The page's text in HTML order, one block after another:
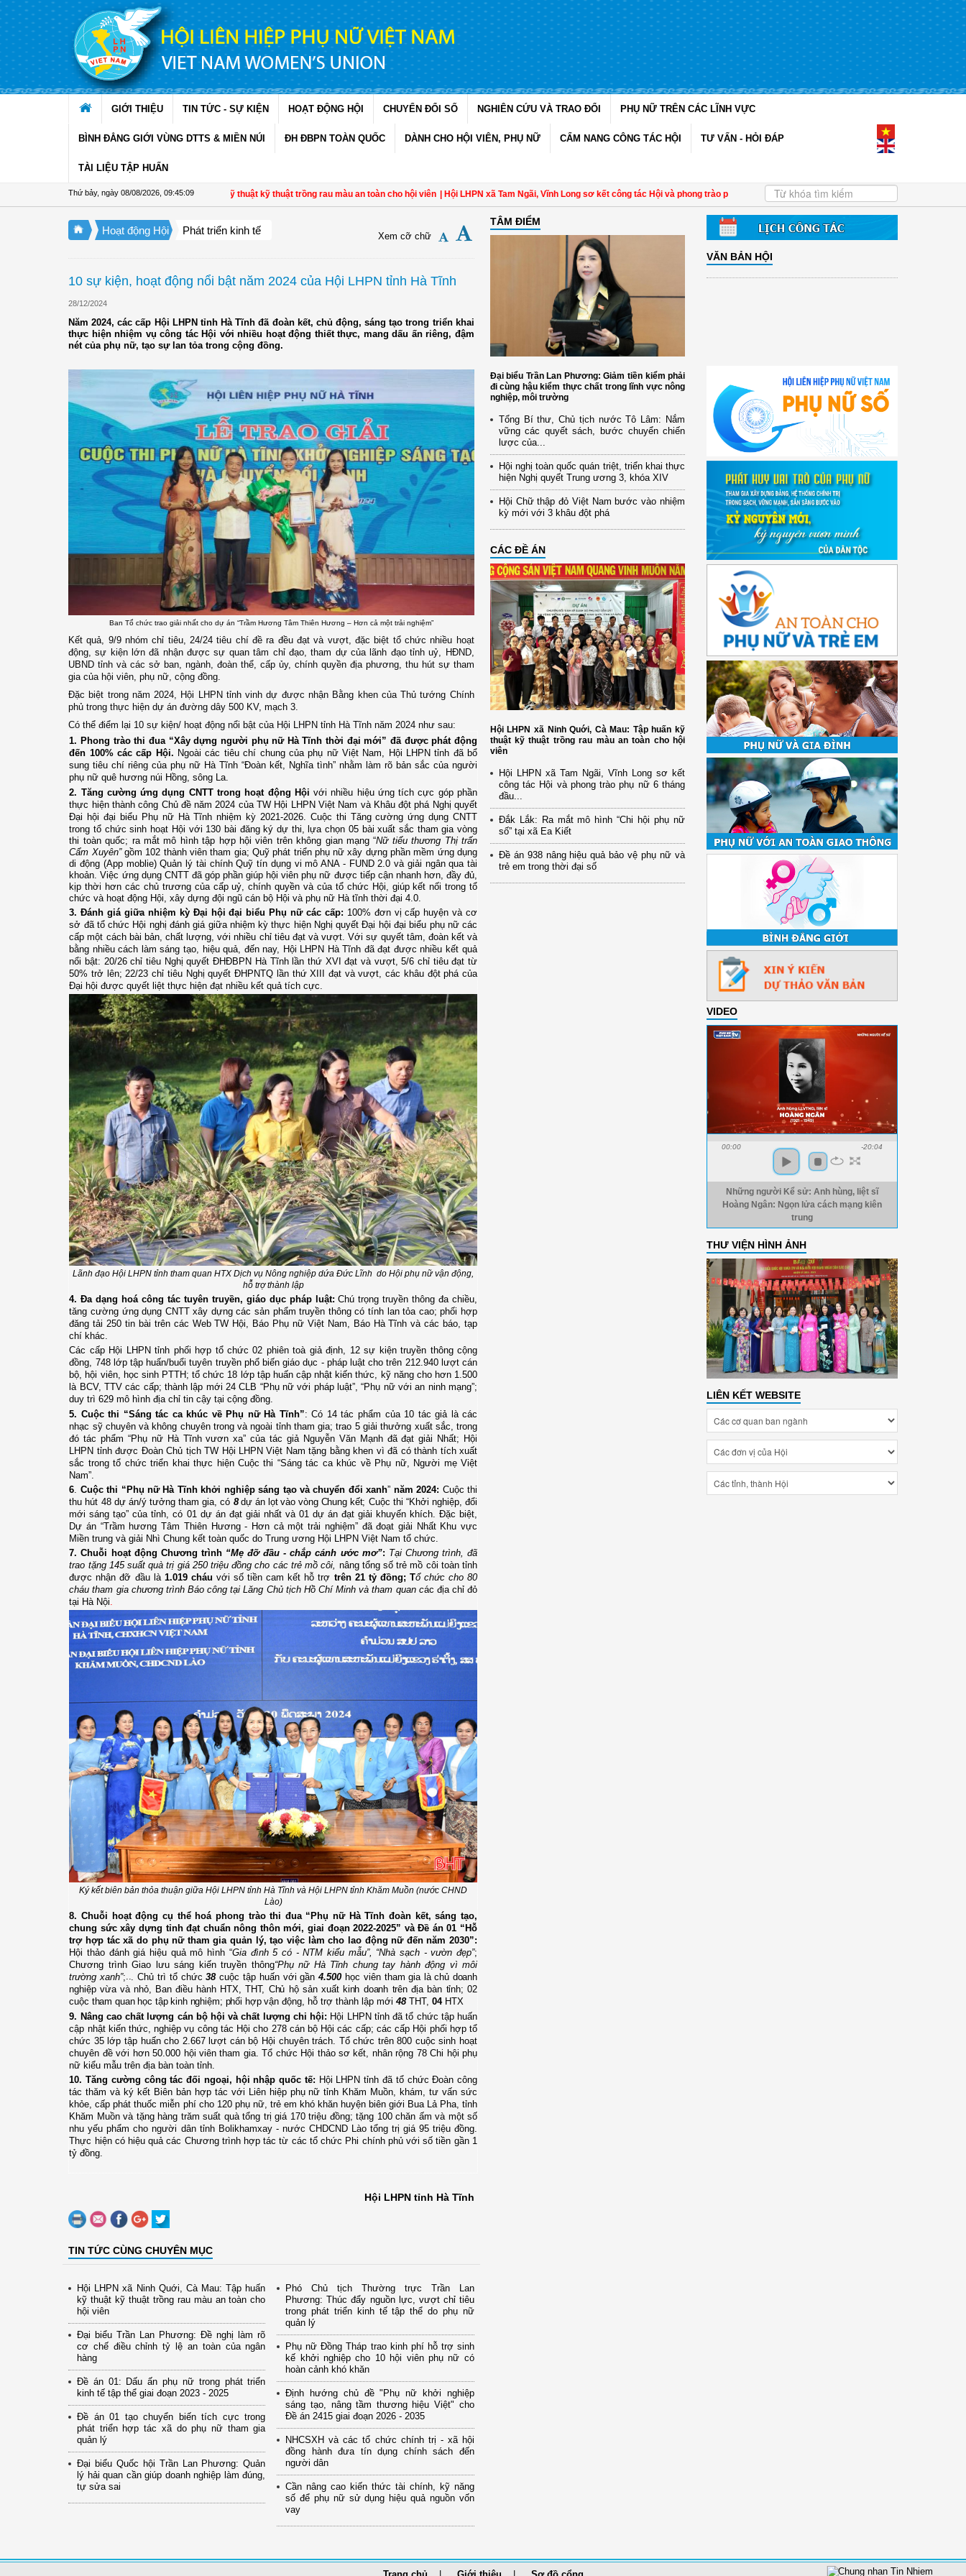
Truy cập nội dung luôn
GIỚI THIỆU TIN TỨC - SỰ KIỆN HOẠT ĐỘNG HỘI CHUYỂN ĐỔI SỐ NGHIÊN CỨU VÀ TRAO ĐỔI PHỤ NỮ TRÊN CÁC LĨNH VỰC
BÌNH ĐẲNG GIỚI VÙNG DTTS & MIỀN NÚI ĐH ĐBPN TOÀN QUỐC DÀNH CHO HỘI VIÊN, PHỤ NỮ CẨM NANG CÔNG TÁC HỘI TƯ VẤN - HỎI ĐÁP
TÀI LIỆU TẬP HUẤN
Thứ bảy, ngày 08/08/2026 09:45:10
Hội LHPN xã Ninh Quới, Cà Mau: Tập huấn kỹ thuật kỹ thuật trồng rau màu an toàn cho hội viên | Hội LHPN xã Tam Ngãi, Vĩnh Long sơ kết công tác Hội và phong trào phụ nữ 6 tháng đầu năm 2026 | Đề án 938 nâng hiệu quả bảo vệ
Hoạt động Hội Phát triển kinh tế Xem cỡ chữ
10 sự kiện, hoạt động nổi bật năm 2024 của Hội LHPN tỉnh Hà Tĩnh
28/12/2024
Năm 2024, các cấp Hội LHPN tỉnh Hà Tĩnh đã đoàn kết, chủ động, sáng tạo trong triển khai
thực hiện nhiệm vụ công tác Hội với nhiều hoạt động thiết thực, mang dấu ấn riêng, đậm
nét của phụ nữ, tạo sự lan tỏa trong cộng đồng.
Ban Tổ chức trao giải nhất cho dự án “Trầm Hương Tâm Thiên Hương – Hơn cả một trải nghiệm”
Kết quả, 9/9 nhóm chỉ tiêu, 24/24 tiêu chí đề ra đều đạt và vượt, đặc biệt tổ chức nhiều hoạt
động, sự kiện lớn đã nhận được sự quan tâm chỉ đạo, tham dự của lãnh đạo tỉnh uỷ, HĐND,
UBND tỉnh và các sở ban, ngành, đoàn thể, cấp ủy, chính quyền địa phương, thu hút sự tham
gia của hội viên, phụ nữ, cộng đồng.
Đặc biệt trong năm 2024, Hội LHPN tỉnh vinh dự được nhận Bằng khen của Thủ tướng Chính
phủ trong thực hiện dự án đường dây 500 KV, mạch 3.
Có thể điểm lại 10 sự kiện/ hoạt động nổi bật của Hội LHPN tỉnh Hà Tĩnh năm 2024 như sau:
1. Phong trào thi đua “Xây dựng người phụ nữ Hà Tĩnh thời đại mới” đã được phát động
đến 100% các cấp Hội. Ngoài các tiêu chí chung của phụ nữ Việt Nam, Hội LHPN tỉnh đã bổ
sung tiêu chí riêng của phụ nữ Hà Tĩnh “Đoàn kết, Nghĩa tình” nhằm làm rõ bản sắc của người
phụ nữ quê hương núi Hồng, sông La.
2. Tăng cường ứng dụng CNTT trong hoạt động Hộivới nhiều hiệu ứng tích cực góp phần
thực hiện thành công Chủ đề năm 2024 của TW Hội LHPN Việt Nam và Khâu đột phá Nghị quyết
Đại hội đại biểu Phụ nữ Hà Tĩnh nhiệm kỳ 2021-2026.
Cuộc thi Tăng cường ứng dụng CNTT
trong tổ chức sinh hoạt Hội với 130 bài đăng ký dự thi, lựa chọn 05 bài xuất sắc tham gia vòng
thi toàn quốc; ra mắt mô hình tập hợp hội viên trên không gian mạng “Nữ tiểu thương Thị trấn
Cẩm Xuyên”gồm 102 thành viên tham gia; Quỹ phát triển phụ nữ xây dựng phần mềm ứng dụng
di động (App moblie) Quản lý tài chính Quỹ tín dụng vi mô ANA - FUND 2.0 và giải ngân qua tài
khoản. Việc ứng dụng CNTT đã góp phần giúp hội viên phụ nữ được tiếp cận nhanh hơn, đầy đủ,
kịp thời hơn các chủ trương của cấp uỷ, chính quyền và của tổ chức Hội, giúp kết nối trong tổ
chức và hoạt động Hội, xây dựng đội ngũ cán bộ Hội và phụ nữ Hà tĩnh thời đại 4.0.
3. Đánh giá giữa nhiệm kỳ Đại hội đại biểu Phụ nữ các cấp: 100% đơn vị cấp huyện và cơ
sở đãtổ chức Hội nghị đánh giá giữa nhiệm kỳ thực hiện Nghị quyết Đại hội đại biểu phụ nữ các
cấp một cách bài bản, chất lượng, vớinhiều chỉ tiêu đạt và vượt. Với sự quyết tâm, đoàn kếtvà
bằng nhiều cách làm sáng tạo,
hiệu quả, đến nay, Hội LHPN Hà Tĩnh đã đạt được nhiều kết quả
nổi bật: 20/26 chỉ tiêu Nghị quyết ĐHĐBPN Hà Tĩnh lần thứ XVI đạt và vượt, 5/6 chỉ tiêu đạt từ
50% trở lên; 22/23 chỉ tiêu Nghị quyết ĐHPNTQ lần thứXIII đạt vàvượt, các khâu đột phá của
Đại hội được quyết liệt thực hiện đạt nhiều kết quả tích cực.
Lãnh đạo Hội LHPN tỉnh tham quan HTX Dịch vụ Nông nghiệp dứa Đức Lĩnh do Hội phụ nữ vận động,
hỗ trợ thành lập
4. Đa dạng hoá công tác tuyên truyền, giáo dục pháp luật: Chú trọng truyền thông đa chiều,
tăng cường ứng dụng CNTT xây dựng các sản phẩm truyền thông có tính lan tỏa cao; phối hợp
đăng tải 250 tin bài trên các Web TW Hội, Báo Phụ nữ Việt Nam, Báo Hà Tĩnh và các báo, tạp
chí khác.
Các cấp Hội LHPN tỉnh phối hợp tổ chức 02 phiên toà giả định, 12 sự kiện truyền thông cộng
đồng, 748 lớp tập huấn/buổi tuyên truyền phổ biến giáo dục - pháp luật cho trên 212.940 lượt cán
bộ, hội viên, học sinh PTTH; tổ chức 18 lớp tập huấn cập nhật kiến thức, kỹ năng cho hơn 1.500
là BCV, TTV các cấp; thành lập mới 24 CLB “Phụ nữ với pháp luật”, “Phụ nữ với an ninh mạng”;
duy trì 629 mô hình địa chỉ tin cậy tại cộng đồng.
5. Cuộc thi “Sáng tác ca khúc về Phụ nữ Hà Tĩnh”:Có 14 tác phẩm của 10 tác giả là các
nhạc sỹ chuyên và không chuyên trong và ngoài tỉnh tham gia; trao 5 giải thưởng xuất sắc, trong
đó tác phẩm “Phụ nữ Hà Tĩnh vươn xa” của tác giả Nguyễn Văn Mạnh đã đạt giải Nhất; Hội
LHPN tỉnh được Đoàn Chủ tịch TW Hội LHPN Việt Nam tặng bằng khen vì đã có thành tích xuất
sắc trong tổ chức triển khai thực hiện Cuộc thi “Sáng tác ca khúc về Phụ nữ, Người mẹ Việt
Nam”.
6 Cuộc thi “Phụ nữ Hà Tĩnh khởi nghiệp sáng tạo và chuyển đổi xanh” năm 2024: Cuộc thi
thu hút 48 dự án/ý tưởng tham gia,có 8dự án lọt vào vòng Chung kết; Cuộc thi “Khởi nghiệp, đổi
mới sáng tạo” của tỉnh, có 01 dự án đạt giải nhất và 01 dự án đạt giải khuyến khích. Đặc biệt,
Dự án “Trầm hương Tâm Thiên Hương - Hơn cả một trải nghiệm” đã đoạt giải Nhất Khu vực
Miền trung và giải Nhì Chung kết toàn quốc do Trung ương Hội LHPN Việt Nam tổ chức.
7. Chuỗi hoạt động Chương trình “Mẹ đỡ đầu - chắp cánh ước mơ”: Tại Chương trình, đã
trao tặng 145 suất quà trị giá 250 triệu đồng cho các trẻ mồ côi, nâng tổng số trẻ mồ côi toàn tỉnh
được nhận đỡ đầu là 1.019 cháu với số tiền cam kết hỗ trợ trên 21 tỷ đồng; Tổ chức cho 80
cháu tham gia chương trình Báo công tại Lăng Chủ tịch Hồ Chí Minh và tham quan các địa chỉ đỏ
tại Hà Nội.
Ký kết biên bản thỏa thuận giữa Hội LHPN tỉnh Hà Tĩnh và Hội LHPN tỉnh Khăm Muồn (nước CHND
Lào)
8. Chuỗi hoạt động cụ thể hoá phong trào thi đua “Phụ nữ Hà Tĩnh đoàn kết, sáng tạo,
chung sức xây dựng tỉnh đạt chuẩn nông thôn mới, giai đoạn 2022-2025” vàĐề án 01 “Hỗ
trợ hợp tác xã do phụ nữ tham gia quản lý, tạo việc làm cho lao động nữ đến năm 2030”:
Hội thảo đánh giá hiệu quả mô hình “Gia đình 5 có - NTM kiểu mẫu”, “Nhà sạch - vườn đẹp”;
Chương trình Giao lưu sáng kiến truyền thông“Phụ nữ Hà Tĩnh chung tay hành động vì môi
trường xanh”; .Chủ trì tổ chức38cuộc tập huấn với gần4.500 học viên tham gialà chủ doanh
nghiệp vừa và nhỏ, Ban điều hành HTX, THT, Chủ hộ sản xuất kinh doanh trên địa bàn tỉnh; 02
cuộc tham quan học tập kinh nghiệm; phối hợpvận động, hỗ trợ thành lập mới48THT,04HTX
9. Nâng cao chất lượng cán bộ hội và chất lượng chi hội: Hội LHPN tỉnh đã tổ chức tập huấn
cập nhật kiến thức, nghiệp vụ công tác Hội cho 278 cán bộ Hội các cấp; các cấp Hội phối hợp tổ
chức 35 lớp tập huấn cho 2.667 lượt cán bộ Hội chuyên trách. Tổ chức trên 800 cuộc sinh hoạt
chuyên đề với hơn 50.000 hội viên tham gia. Tổ chức Hội thảo sơ kết, nhân rộng 78 Chi hội phụ
nữ kiểu mẫu trên địa bàn toàn tỉnh.
10. Tăng cường công tác đối ngoại, hội nhập quốc tế: Hội LHPN tỉnh đã tổ chức Đoàn công
tác thăm và ký kết Biên bản hợp tác với Liên hiệp phụ nữ tỉnh Khăm Muồn,khám,tư vấn sức
khỏe, cấp phát thuốc miễn phí cho 120 phụ nữ, trẻ em khó khăn huyện biên giới Bua Lả Pha, tỉnh
Khăm Muồnvà tặng hàng trăm suất quà tổng trị giá 170 triệu đồng;tặng 100 chăn ấm và một số
nhu yếu phẩm cho người dân tỉnh Bolikhamxay - nước CHDCND Lào tổng trị giá 95 triệu đồng.
Thực hiện có hiệu quả các Chương trình hợp tác từ các tổ chức Phi chính phủ với số tiền gần 1
tỷ đồng.
Hội LHPN tỉnh Hà Tĩnh
TIN TỨC CÙNG CHUYÊN MỤC
Hội LHPN xã Ninh Quới, Cà Mau: Tập huấn
kỹ thuật kỹ thuật trồng rau màu an toàn cho
hội viên
Đại biểu Trần Lan Phương: Đề nghị làm rõ
cơ chế điều chỉnh tỷ lệ an toàn của ngân
hàng
Đề án 01: Dấu ấn phụ nữ trong phát triển
kinh tế tập thể giai đoạn 2023 - 2025
Đề án 01 tạo chuyển biến tích cực trong
phát triển hợp tác xã do phụ nữ tham gia
quản lý
Đại biểu Quốc hội Trần Lan Phương: Quản
lý hải quan cần giúp doanh nghiệp làm đúng,
tự sửa sai
Phó Chủ tịch Thường trực Trần Lan
Phương: Thúc đẩy nguồn lực, vượt chỉ tiêu
trong phát triển kinh tế tập thể do phụ nữ
quản lý
Phụ nữ Đồng Tháp trao kinh phí hỗ trợ sinh
kế khởi nghiệp cho 10 hội viên phụ nữ có
hoàn cảnh khó khăn
Định hướng chủ đề "Phụ nữ khởi nghiệp
sáng tạo, nâng tầm thương hiệu Việt" cho
Đề án 2415 giai đoạn 2026 - 2035
NHCSXH và các tổ chức chính trị - xã hội
đồng hành đưa tín dụng chính sách đến
người dân
Cần nâng cao kiến thức tài chính, kỹ năng
số để phụ nữ sử dụng hiệu quả nguồn vốn
vay
TÂM ĐIỂM
Đại biểu Trần Lan Phương: Giảm tiền kiểm phải
đi cùng hậu kiểm thực chất trong lĩnh vực nông
nghiệp, môi trường
Tổng Bí thư, Chủ tịch nước Tô Lâm: Nắm
vững các quyết sách, bước chuyển chiến
lược của...
Hội nghị toàn quốc quán triệt, triển khai thực
hiện Nghị quyết Trung ương 3, khóa XIV
Hội Chữ thập đỏ Việt Nam bước vào nhiệm
kỳ mới với 3 khâu đột phá
CÁC ĐỀ ÁN
Hội LHPN xã Ninh Quới, Cà Mau: Tập huấn kỹ
thuật kỹ thuật trồng rau màu an toàn cho hội
viên
Hội LHPN xã Tam Ngãi, Vĩnh Long sơ kết
công tác Hội và phong trào phụ nữ 6 tháng
đầu...
Đắk Lắk: Ra mắt mô hình “Chi hội phụ nữ
số” tại xã Ea Kiết
Đề án 938 nâng hiệu quả bảo vệ phụ nữ và
trẻ em trong thời đại số
VĂN BẢN HỘI
vụ Khoa học, công nghệ và đổi mới ...
(898/KH/ĐCT) Kế hoạch thực hiện Quyết
định số 2415/QĐ-TTg ngày 31/10/2025 ...
(417/QĐ-BNNMT) Quyết định phê duyệt
Chương trình mục tiêu quốc gia xây dựng
(891/KH-ĐCT) Kế hoạch thực hiện Nghị
quyết số 72-NQ/TW ngày 9/9/2025 của Bộ
...
(2415/QĐ-TTg) Quyết định về việc phê
duyệt Đề án Hỗ trợ Phụ nữ khởi nghiệp ...
VIDEO
00:00 -20:04
Những người Kể sử: Anh hùng, liệt sĩ
Hoàng Ngân: Ngọn lửa cách mạng kiên
trung
THƯ VIỆN HÌNH ẢNH
LIÊN KẾT WEBSITE